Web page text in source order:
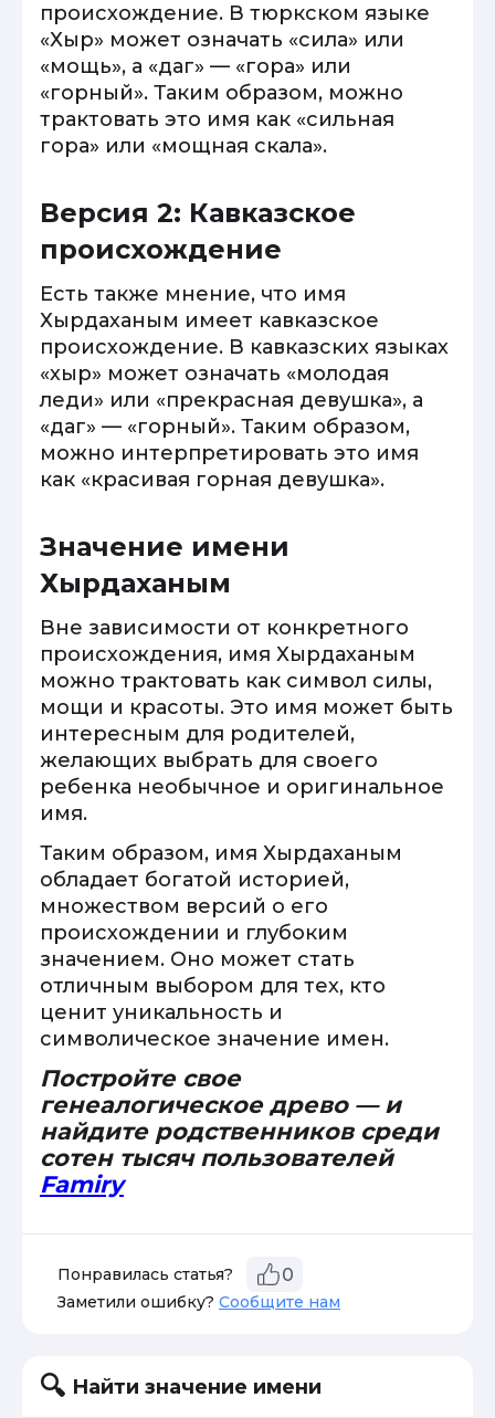
происхождение. В тюркском языке
«Хыр» может означать «сила» или
«мощь», а «даг» — «гора» или
«горный». Таким образом, можно
трактовать это имя как «сильная
гора» или «мощная скала».
Версия 2: Кавказское
происхождение
Есть также мнение, что имя
Хырдаханым имеет кавказское
происхождение. В кавказских языках
«хыр» может означать «молодая
леди» или «прекрасная девушка», а
«даг» — «горный». Таким образом,
можно интерпретировать это имя
как «красивая горная девушка».
Значение имени
Хырдаханым
Вне зависимости от конкретного
происхождения, имя Хырдаханым
можно трактовать как символ силы,
мощи и красоты. Это имя может быть
интересным для родителей,
желающих выбрать для своего
ребенка необычное и оригинальное
имя.
Таким образом, имя Хырдаханым
обладает богатой историей,
множеством версий о его
происхождении и глубоким
значением. Оно может стать
отличным выбором для тех, кто
ценит уникальность и
символическое значение имен.
Постройте свое
генеалогическое древо — и
найдите родственников среди
сотен тысяч пользователей
Famiry
Понравилась статья? 0
Заметили ошибку? Сообщите нам
Найти значение имени